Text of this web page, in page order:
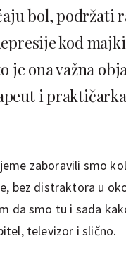
bol, podržati
kod
je ona važna
i
zaboravili smo
bez distraktora u
da smo tu i sada
televizor i slično.